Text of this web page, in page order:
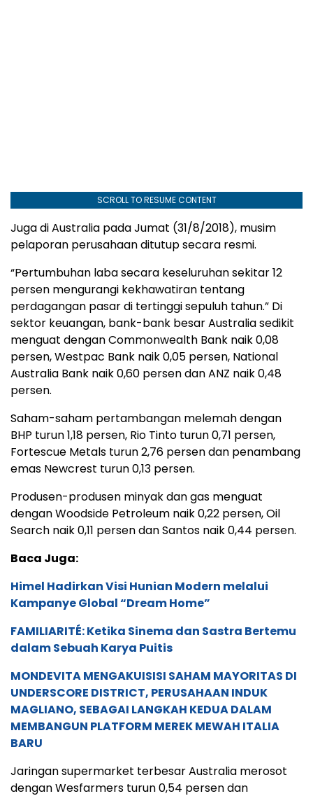
SCROLL TO RESUME CONTENT
Juga di Australia pada Jumat (31/8/2018), musim
pelaporan perusahaan ditutup secara resmi.
“Pertumbuhan laba secara keseluruhan sekitar 12
persen mengurangi kekhawatiran tentang
perdagangan pasar di tertinggi sepuluh tahun.” Di
sektor keuangan, bank-bank besar Australia sedikit
menguat dengan Commonwealth Bank naik 0,08
persen, Westpac Bank naik 0,05 persen, National
Australia Bank naik 0,60 persen dan ANZ naik 0,48
persen.
Saham-saham pertambangan melemah dengan
BHP turun 1,18 persen, Rio Tinto turun 0,71 persen,
Fortescue Metals turun 2,76 persen dan penambang
emas Newcrest turun 0,13 persen.
Produsen-produsen minyak dan gas menguat
dengan Woodside Petroleum naik 0,22 persen, Oil
Search naik 0,11 persen dan Santos naik 0,44 persen.
Baca Juga:
Himel Hadirkan Visi Hunian Modern melalui
Kampanye Global “Dream Home”
FAMILIARITÉ: Ketika Sinema dan Sastra Bertemu
dalam Sebuah Karya Puitis
MONDEVITA MENGAKUISISI SAHAM MAYORITAS DI
UNDERSCORE DISTRICT, PERUSAHAAN INDUK
MAGLIANO, SEBAGAI LANGKAH KEDUA DALAM
MEMBANGUN PLATFORM MEREK MEWAH ITALIA
BARU
Jaringan supermarket terbesar Australia merosot
dengan Wesfarmers turun 0,54 persen dan